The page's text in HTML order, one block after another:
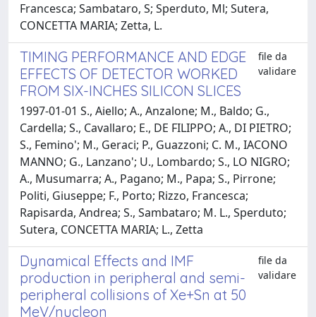
Francesca; Sambataro, S; Sperduto, Ml; Sutera,
CONCETTA MARIA; Zetta, L.
TIMING PERFORMANCE AND EDGE
EFFECTS OF DETECTOR WORKED
FROM SIX-INCHES SILICON SLICES
file da
validare
1997-01-01 S., Aiello; A., Anzalone; M., Baldo; G.,
Cardella; S., Cavallaro; E., DE FILIPPO; A., DI PIETRO;
S., Femino'; M., Geraci; P., Guazzoni; C. M., IACONO
MANNO; G., Lanzano'; U., Lombardo; S., LO NIGRO;
A., Musumarra; A., Pagano; M., Papa; S., Pirrone;
Politi, Giuseppe; F., Porto; Rizzo, Francesca;
Rapisarda, Andrea; S., Sambataro; M. L., Sperduto;
Sutera, CONCETTA MARIA; L., Zetta
Dynamical Effects and IMF
production in peripheral and semi-
peripheral collisions of Xe+Sn at 50
MeV/nucleon
file da
validare